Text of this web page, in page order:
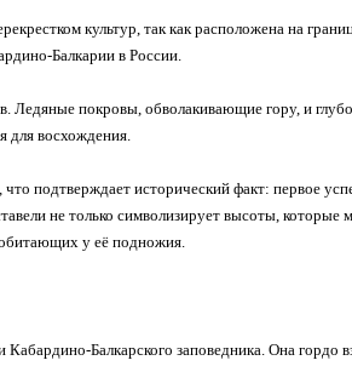
культур, так как расположена на
Балкарии в России.
Ледяные покровы, обволакивающие гору, и
для восхождения.
подтверждает исторический факт: первое
не только символизирует высоты, которые
у её подножия.
Балкарского заповедника. Она гордо